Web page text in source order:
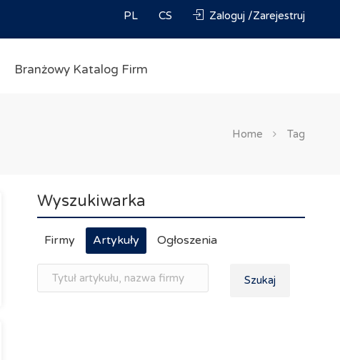
PL CS Zaloguj /Zarejestruj
Branżowy Katalog Firm
Home Tag
Wyszukiwarka
Firmy Artykuły Ogłoszenia
Szukaj